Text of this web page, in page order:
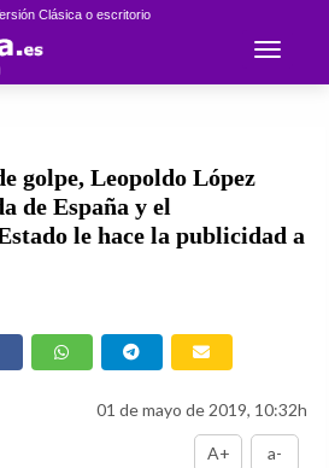
Clásica o escritorio
Toggle
golpe, Leopoldo López
de España y el
le hace la publicidad a
01 de mayo de 2019, 10:32h
A+ a-